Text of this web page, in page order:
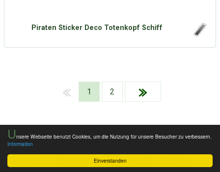
Einverstanden
Unsere Webseite benutzt Cookies, um die Nutzung für unsere Besucher zu verbessern.
Information
Piraten Sticker Deco Totenkopf Schiff
1 2
Schlagworte/Tags Eisenbahn Puzzle
Disney